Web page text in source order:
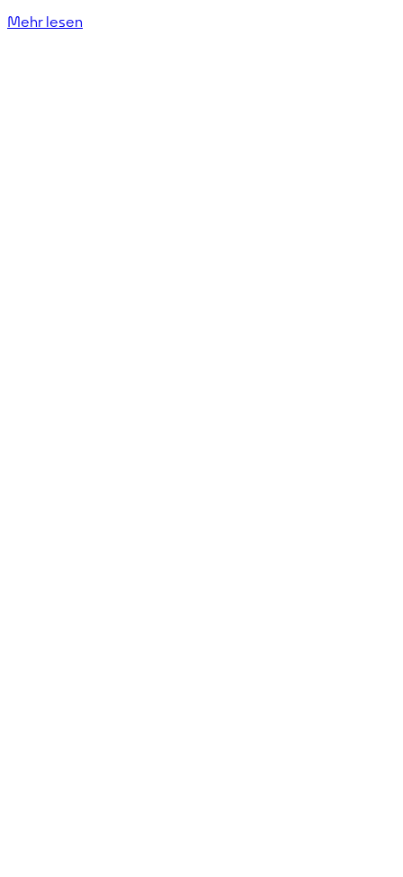
Mehr lesen